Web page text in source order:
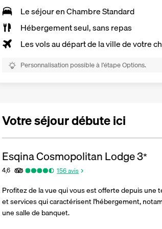
Le séjour en Chambre Standard
Hébergement seul, sans repas
Les vols au départ de la ville de votre
Personnalisation possible à l’étape Options.
Votre séjour débute ici
Esqina Cosmopolitan Lodge3*
4,6 156avis
Profitez de la vue qui vous est offerte depuis
et services qui caractérisent l'hébergement,
une salle de banquet.